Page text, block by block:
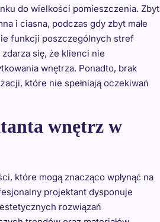
do wielkości pomieszczenia. Zbyt
i ciasna, podczas gdy zbyt małe
funkcji poszczególnych stref
się, że klienci nie
wnętrza. Ponadto, brak
które nie spełniają oczekiwań
wnętrz w
które mogą znacząco wpłynąć na
projektant dysponuje
rozwiązań